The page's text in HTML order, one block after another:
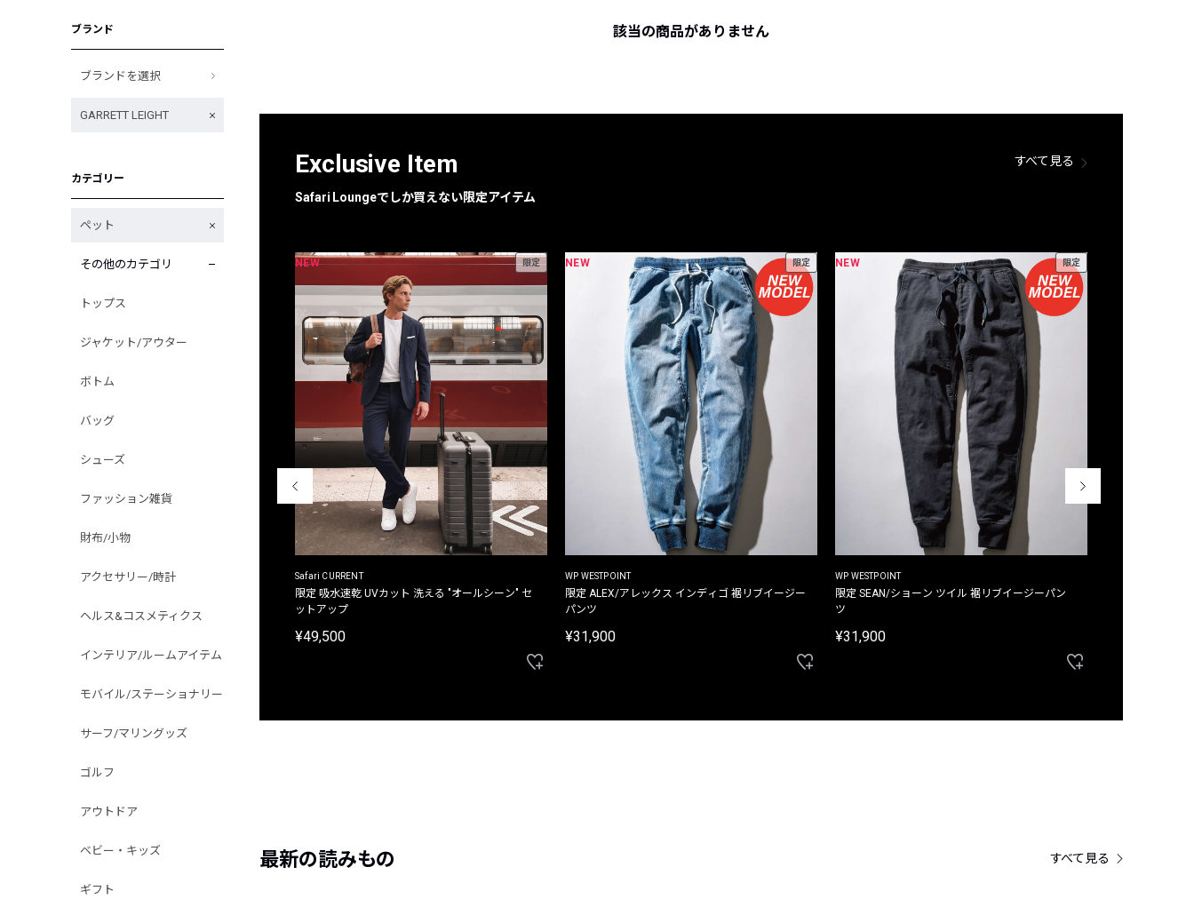
ブランド
ブランドを選択
GARRETT LEIGHT
カテゴリー
ペット
その他のカテゴリ
トップス
ジャケット/アウター
ボトム
バッグ
シューズ
ファッション雑貨
財布/小物
アクセサリー/時計
ヘルス&コスメティクス
インテリア/ルームアイテム
モバイル/ステーショナリー
サーフ/マリングッズ
ゴルフ
アウトドア
ベビー・キッズ
ギフト
該当の商品がありません
Exclusive Item
Safari Loungeでしか買えない限定アイテム
すべて見る
NEW 限定
Safari CURRENT
限定 吸水速乾 UVカット 洗える "オールシーン" セ
ットアップ
¥49,500
NEW 限定
WP WESTPOINT
限定 ALEX/アレックス インディゴ 裾リブイージー
パンツ
¥31,900
NEW 限定
WP WESTPOINT
限定 SEAN/ショーン ツイル 裾リブイージーパン
ツ
¥31,900
最新の読みもの すべて見る